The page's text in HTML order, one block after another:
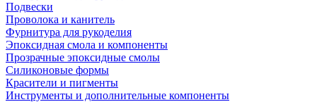
Подвески
Проволока и канитель
Фурнитура для рукоделия
Эпоксидная смола и компоненты
Прозрачные эпоксидные смолы
Силиконовые формы
Красители и пигменты
Инструменты и дополнительные компоненты